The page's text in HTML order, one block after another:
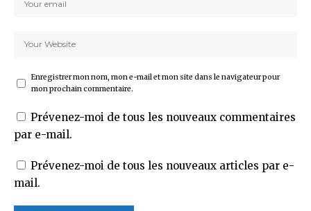
Enregistrer mon nom, mon e-mail et mon site dans le navigateur pour
mon prochain commentaire.
Prévenez-moi de tous les nouveaux commentaires
par e-mail.
Prévenez-moi de tous les nouveaux articles par e-
mail.